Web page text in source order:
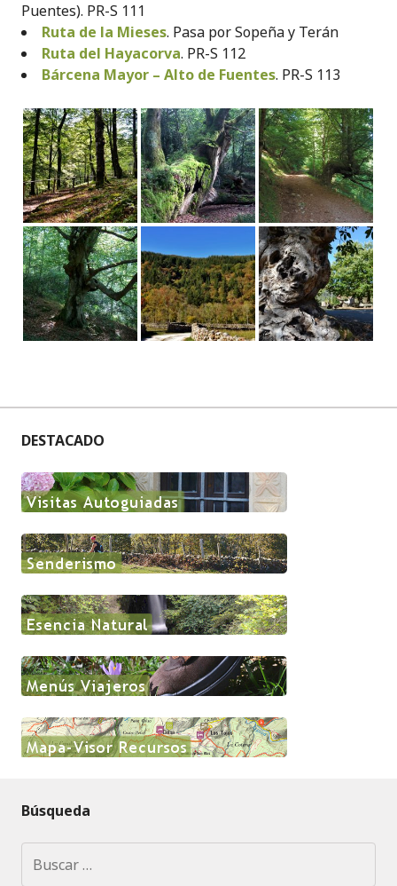
Puentes). PR-S 111
Ruta de la Mieses. Pasa por Sopeña y Terán
Ruta del Hayacorva. PR-S 112
Bárcena Mayor – Alto de Fuentes. PR-S 113
DESTACADO
Búsqueda